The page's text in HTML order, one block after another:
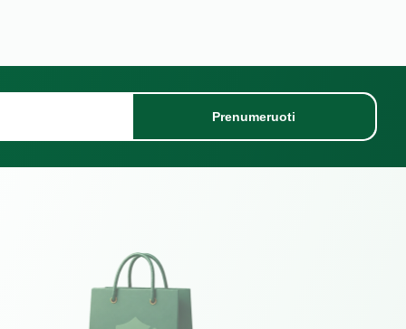
Prenumeruoti